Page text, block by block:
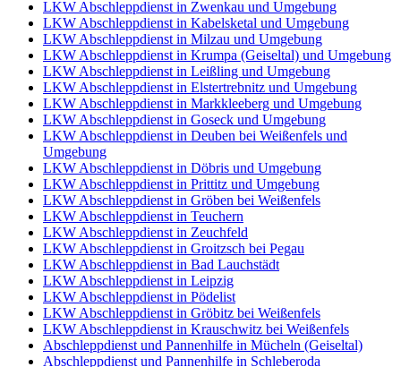
LKW Abschleppdienst in Zwenkau und Umgebung
LKW Abschleppdienst in Kabelsketal und Umgebung
LKW Abschleppdienst in Milzau und Umgebung
LKW Abschleppdienst in Krumpa (Geiseltal) und Umgebung
LKW Abschleppdienst in Leißling und Umgebung
LKW Abschleppdienst in Elstertrebnitz und Umgebung
LKW Abschleppdienst in Markkleeberg und Umgebung
LKW Abschleppdienst in Goseck und Umgebung
LKW Abschleppdienst in Deuben bei Weißenfels und
Umgebung
LKW Abschleppdienst in Döbris und Umgebung
LKW Abschleppdienst in Prittitz und Umgebung
LKW Abschleppdienst in Gröben bei Weißenfels
LKW Abschleppdienst in Teuchern
LKW Abschleppdienst in Zeuchfeld
LKW Abschleppdienst in Groitzsch bei Pegau
LKW Abschleppdienst in Bad Lauchstädt
LKW Abschleppdienst in Leipzig
LKW Abschleppdienst in Pödelist
LKW Abschleppdienst in Gröbitz bei Weißenfels
LKW Abschleppdienst in Krauschwitz bei Weißenfels
Abschleppdienst und Pannenhilfe in Mücheln (Geiseltal)
Abschleppdienst und Pannenhilfe in Schleberoda